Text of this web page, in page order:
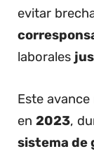
evitar
laborales
Este
en 2023,
sistema de